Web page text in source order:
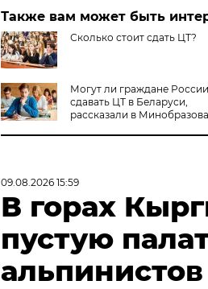
Также вам может быть
Сколько стоит сдать ЦТ?
Могут ли граждане России
сдавать ЦТ в Беларуси,
рассказали в
09.08.2026 15:59
В горах
пустую
альпинистов